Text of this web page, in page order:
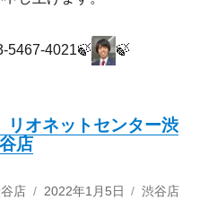
5467-4021🍃 🍃
オネットセンター渋
谷店
店
投
2022年1月5日
カ
渋谷店